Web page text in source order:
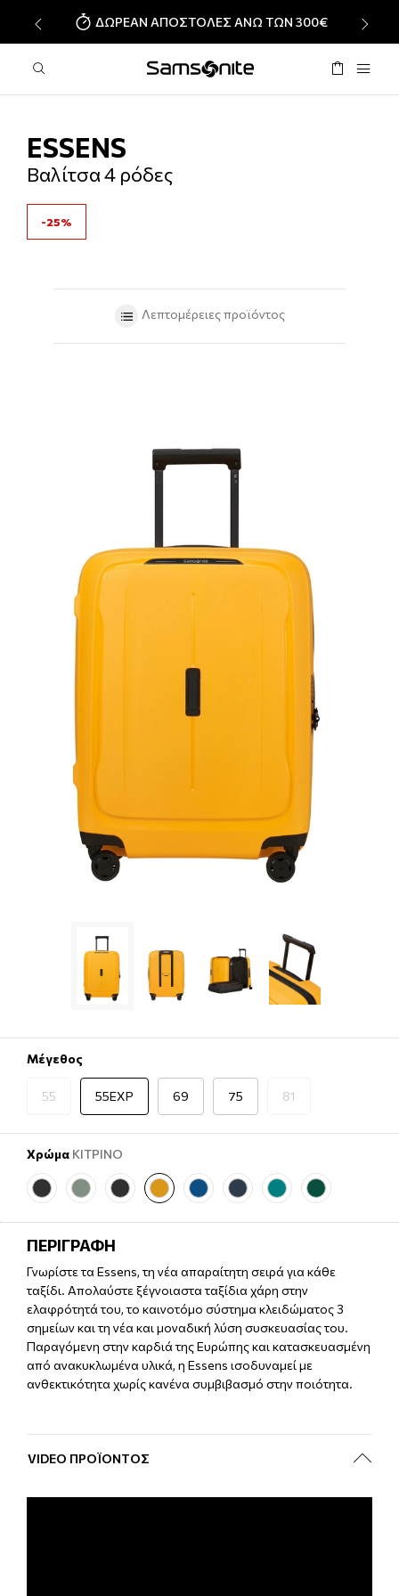
ΔΩΡΕΑΝ ΑΠΟΣΤΟΛΕΣ ΑΝΩ ΤΩΝ 300€
ESSENS
Βαλίτσα 4 ρόδες
-25%
Λεπτομέρειες προϊόντος
Μέγεθος
55 55EXP 69 75 81
Χρώμα ΚΙΤΡΙΝΟ
ΠΕΡΙΓΡΑΦΗ
Γνωρίστε τα Essens, τη νέα απαραίτητη σειρά για κάθε
ταξίδι. Απολαύστε ξέγνοιαστα ταξίδια χάρη στην
ελαφρότητά του, το καινοτόμο σύστημα κλειδώματος 3
σημείων και τη νέα και μοναδική λύση συσκευασίας του.
Παραγόμενη στην καρδιά της Ευρώπης και κατασκευασμένη
από ανακυκλωμένα υλικά, η Essens ισοδυναμεί με
ανθεκτικότητα χωρίς κανένα συμβιβασμό στην ποιότητα.
VIDEO ΠΡΟΪΌΝΤΟΣ